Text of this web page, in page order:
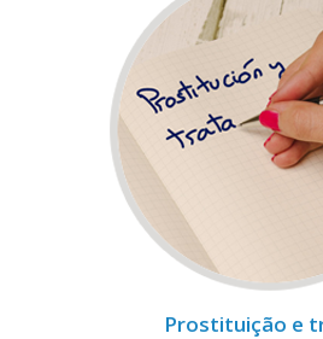
Prostituição e